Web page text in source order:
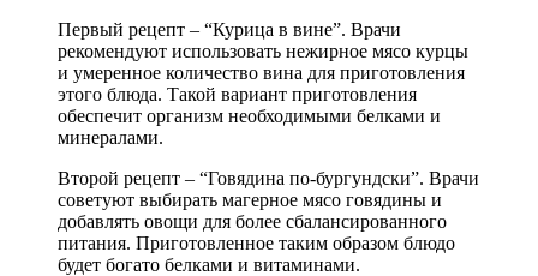
Первый рецепт – “Курица в вине”. Врачи
рекомендуют использовать нежирное мясо курцы
и умеренное количество вина для приготовления
этого блюда. Такой вариант приготовления
обеспечит организм необходимыми белками и
минералами.
Второй рецепт – “Говядина по-бургундски”. Врачи
советуют выбирать магерное мясо говядины и
добавлять овощи для более сбалансированного
питания. Приготовленное таким образом блюдо
будет богато белками и витаминами.